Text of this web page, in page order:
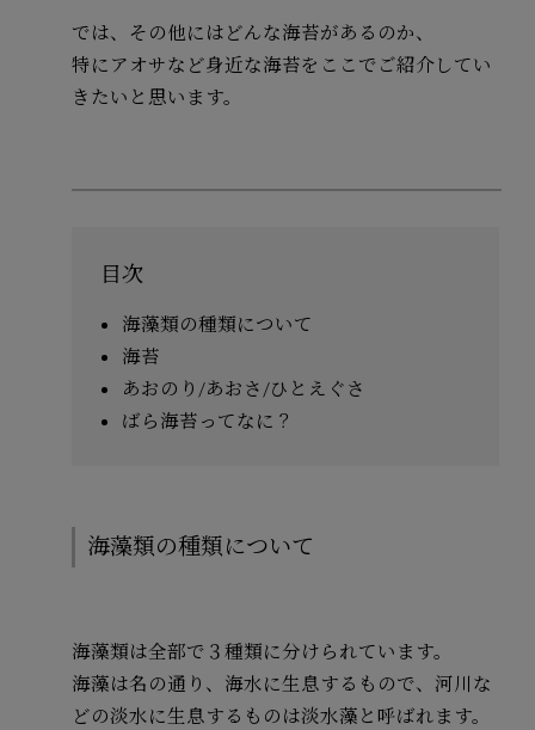
では、その他にはどんな海苔があるのか、
特にアオサなど身近な海苔をここでご紹介してい
きたいと思います。
目次
海藻類の種類について
海苔
あおのり/あおさ/ひとえぐさ
ばら海苔ってなに？
海藻類の種類について
海藻類は全部で３種類に分けられています。
海藻は名の通り、海水に生息するもので、河川な
どの淡水に生息するものは淡水藻と呼ばれます。